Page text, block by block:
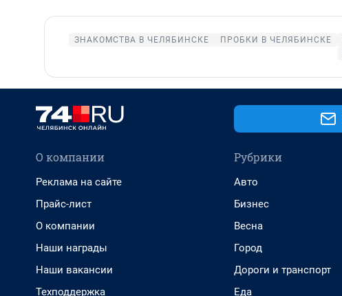
ЗНАКОМСТВА В ЧЕЛЯБИНСКЕ ПРОБКИ В ЧЕЛЯБИНСКЕ
О компании
Реклама на сайте
Прайс-лист
О компании
Наши награды
Наши вакансии
Техподдержка
Рубрики
Авто
Бизнес
Весна
Город
Дороги и транспорт
Еда